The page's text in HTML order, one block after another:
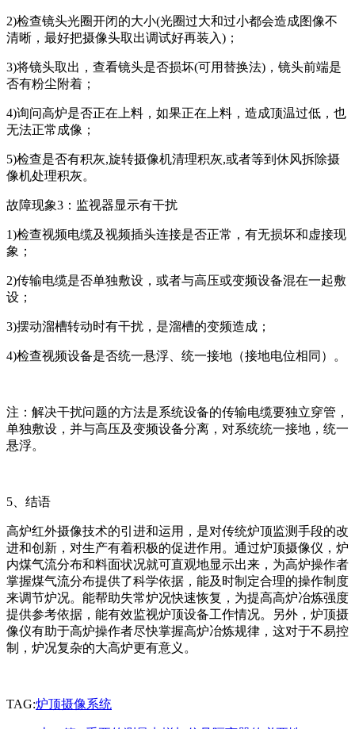
2)检查镜头光圈开闭的大小(光圈过大和过小都会造成图像不
清晰，最好把摄像头取出调试好再装入)；
3)将镜头取出，查看镜头是否损坏(可用替换法)，镜头前端是
否有粉尘附着；
4)询问高炉是否正在上料，如果正在上料，造成顶温过低，也
无法正常成像；
5)检查是否有积灰,旋转摄像机清理积灰,或者等到休风拆除摄
像机处理积灰。
故障现象3：监视器显示有干扰
1)检查视频电缆及视频插头连接是否正常，有无损坏和虚接现
象；
2)传输电缆是否单独敷设，或者与高压或变频设备混在一起敷
设；
3)摆动溜槽转动时有干扰，是溜槽的变频造成；
4)检查视频设备是否统一悬浮、统一接地（接地电位相同）。
注：解决干扰问题的方法是系统设备的传输电缆要独立穿管，
单独敷设，并与高压及变频设备分离，对系统统一接地，统一
悬浮。
5、结语
高炉红外摄像技术的引进和运用，是对传统炉顶监测手段的改
进和创新，对生产有着积极的促进作用。通过炉顶摄像仪，炉
内煤气流分布和料面状况就可直观地显示出来，为高炉操作者
掌握煤气流分布提供了科学依据，能及时制定合理的操作制度
来调节炉况。能帮助失常炉况快速恢复，为提高高炉冶炼强度
提供参考依据，能有效监视炉顶设备工作情况。另外，炉顶摄
像仪有助于高炉操作者尽快掌握高炉冶炼规律，这对于不易控
制，炉况复杂的大高炉更有意义。
TAG:​炉顶摄像系统